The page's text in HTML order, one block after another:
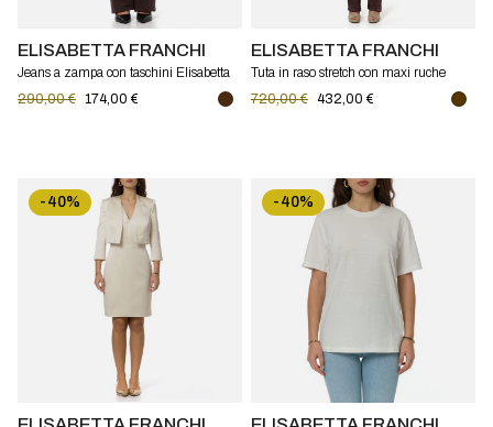
ELISABETTA FRANCHI
Jeans a zampa con taschini Elisabetta
Franchi
290,00 € 174,00 €
ELISABETTA FRANCHI
Tuta in raso stretch con maxi ruche
Elisabetta Franchi
720,00 € 432,00 €
-40% -40%